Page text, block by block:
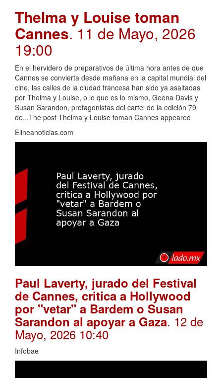
Thelma y Louise toman
Cannes. 11 de Mayo, 2026
19:00
En el hervidero de preparativos de última hora antes de que
Cannes se convierta desde mañana en la capital mundial del
cine, las calles de la ciudad francesa han sido ya asaltadas
por Thelma y Louise, o lo que es lo mismo, Geena Davis y
Susan Sarandon, protagonistas del cartel de la edición 79
de...The post Thelma y Louise toman Cannes appeared
Elineanoticias.com
Paul Laverty, jurado del Festival
de Cannes, critica a Hollywood
por "vetar" a Bardem o Susan
Sarandon al apoyar a Gaza. 12 de
Mayo, 2026 10:40
Infobae